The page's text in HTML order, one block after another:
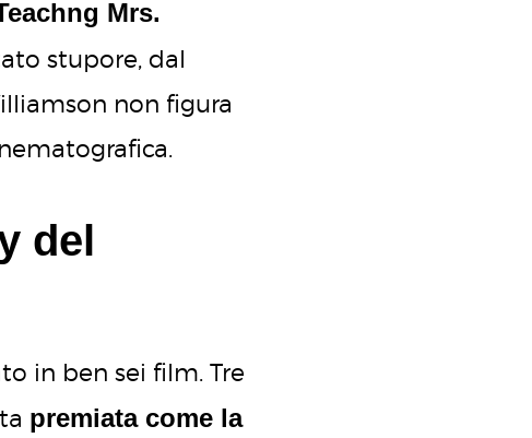
Mrs.
stupore, dal
non figura
del
in ben sei film. Tre
premiata come la